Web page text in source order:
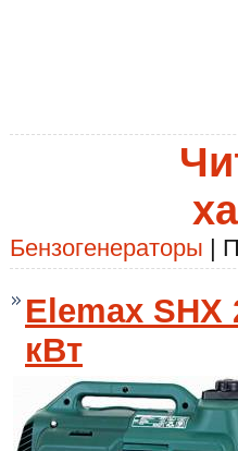
Бензогенераторы |
Elemax SHX
кВт